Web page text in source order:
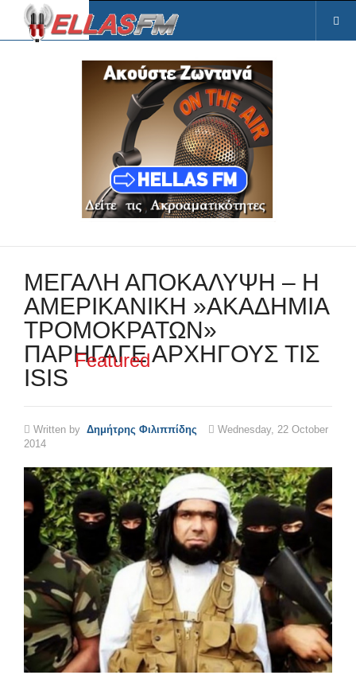
ΜΕΓΑΛΗ ΑΠΟΚΑΛΥΨΗ – Η
ΑΜΕΡΙΚΑΝΙΚΗ »ΑΚΑΔΗΜΙΑ
ΤΡΟΜΟΚΡΑΤΩΝ»
ΠΑΡΗΓΑΓΕ ΑΡΧΗΓΟΥΣ ΤΙΣ
ISIS
Featured
Written by Δημήτρης Φιλιππίδης
Wednesday, 22 October
2014